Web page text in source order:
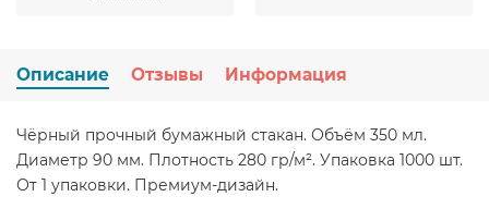
Описание Отзывы Информация
Чёрный прочный бумажный стакан. Объём 350 мл.
Диаметр 90 мм. Плотность 280 гр/м². Упаковка 1000 шт.
От 1 упаковки. Премиум-дизайн.